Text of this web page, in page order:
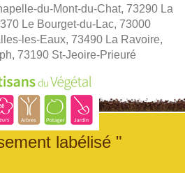
du-Mont-du-Chat, 73290 La
Le Bourget-du-Lac, 73000
les-Eaux, 73490 La Ravoire,
73190 St-Jeoire-Prieuré
labélisé "